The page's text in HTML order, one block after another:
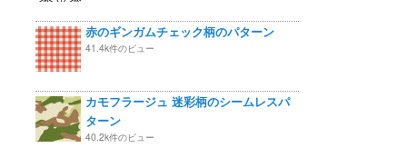
赤のギンガムチェック柄のパターン
41.4k件のビュー
カモフラージュ 迷彩柄のシームレスパ
ターン
40.2k件のビュー